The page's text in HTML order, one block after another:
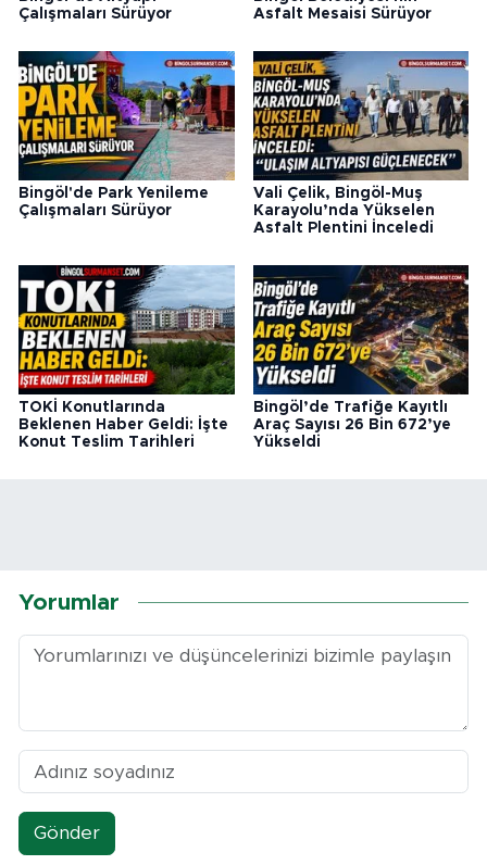
Çalışmaları Sürüyor
Asfalt Mesaisi Sürüyor
Bingöl'de Park Yenileme
Çalışmaları Sürüyor
Vali Çelik, Bingöl-Muş
Karayolu’nda Yükselen
Asfalt Plentini İnceledi
TOKİ Konutlarında
Beklenen Haber Geldi: İşte
Konut Teslim Tarihleri
Bingöl’de Trafiğe Kayıtlı
Araç Sayısı 26 Bin 672’ye
Yükseldi
Yorumlar
Gönder